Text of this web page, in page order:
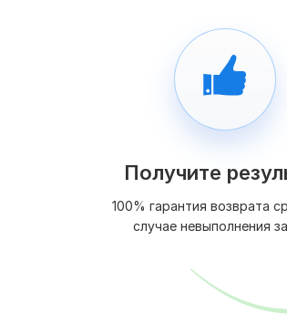
Получите
100% гарантия возврата
случае невыполнения